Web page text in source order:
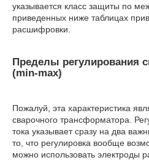
указывается класс защиты по
приведенных ниже таблицах
расшифровки.
Пределы регулирования
(min-max)
Пожалуй, эта характеристика
сварочного трансформатора.
тока указывает сразу на два
то, что регулировка вообще
можно использовать электроды